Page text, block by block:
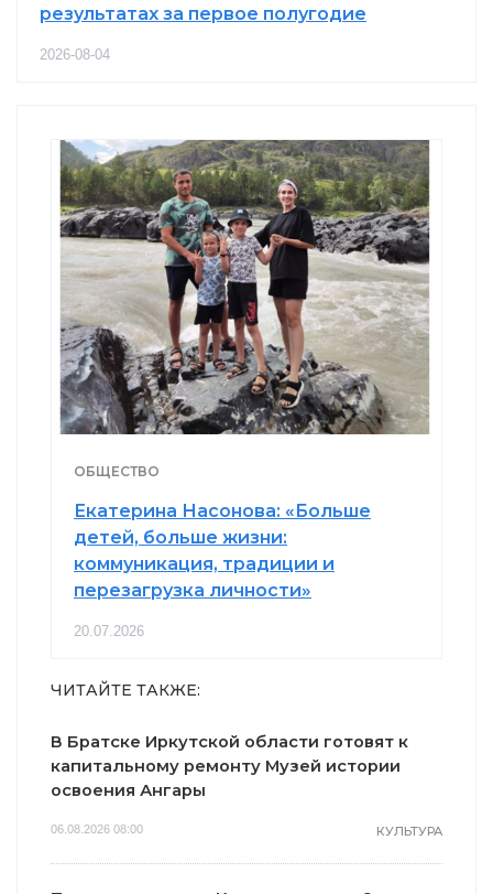
результатах за первое полугодие
2026-08-04
ОБЩЕСТВО
Екатерина Насонова: «Больше
детей, больше жизни:
коммуникация, традиции и
перезагрузка личности»
20.07.2026
ЧИТАЙТЕ ТАКЖЕ:
В Братске Иркутской области готовят к
капитальному ремонту Музей истории
освоения Ангары
06.08.2026 08:00 КУЛЬТУРА